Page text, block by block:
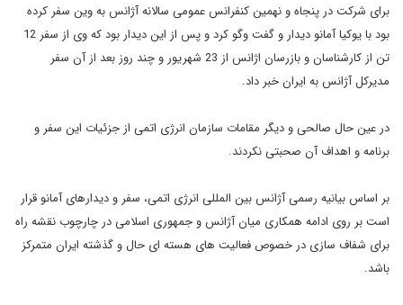
برای شرکت در پنجاه و نهمین کنفرانس عمومی سالانه آژانس به وین سفر کرده
بود با یوکیا آمانو دیدار و گفت وگو کرد و پس از این دیدار بود که وی از سفر 12
تن از کارشناسان و بازرسان اژانس از 23 شهریور و چند روز بعد از آن سفر
مدیرکل آژانس به ایران خبر داد.
در عین حال صالحی و دیگر مقامات سازمان انرژی اتمی از جزئیات این سفر و
برنامه و اهداف آن صحبتی نکردند.
بر اساس بیانیه رسمی آژانس بین المللی انرژی اتمی، سفر و دیدارهای آمانو قرار
است بر روی ادامه همکاری میان آژانس و جمهوری اسلامی در چارچوب نقشه راه
برای شفاف سازی در خصوص فعالیت های هسته ای حال و گذشته ایران متمرکز
باشد.